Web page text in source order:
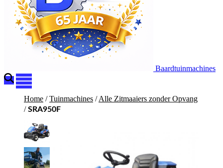
Baardtuinmachines
Home /Tuinmachines /Alle Zitmaaiers zonder Opvang
/SRA950F